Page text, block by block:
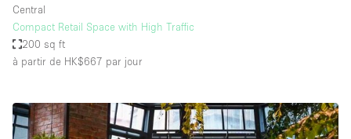
Central
Compact Retail Space with High Traffic
200 sq ft
à partir de HK$667 par jour